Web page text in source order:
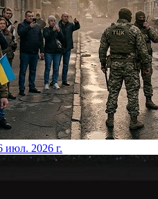
июл. 2026 г.